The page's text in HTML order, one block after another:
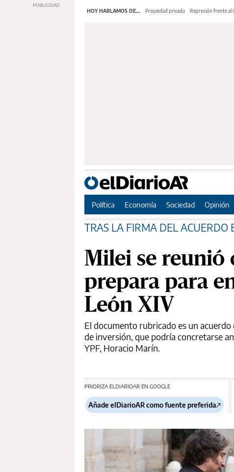
HOY HABLAMOS DE... Propiedad privada Represión frente al
Política Economía Sociedad Opinión
TRAS LA FIRMA DEL ACUERDO
Milei se reunió
prepara para
León XIV
El documento rubricado es un
de inversión, que podría concretarse
YPF, Horacio Marín.
PRIORIZA ELDIARIOAR EN GOOGLE
Añade elDiarioAR como fuente preferida